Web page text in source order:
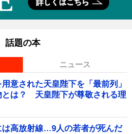
話題の本
ニュース
意された天皇陛下を「最前列」
とは？ 天皇陛下が尊敬される理
は高放射線…9人の若者が死んだ